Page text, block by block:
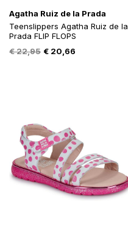
Agatha Ruiz de la Prada
Teenslippers Agatha Ruiz de la
Prada FLIP FLOPS
€22,95 Oorspronkelijke
€ 20,66